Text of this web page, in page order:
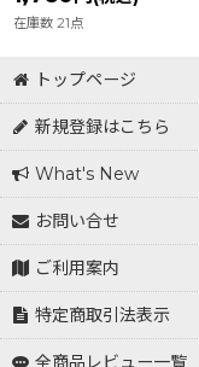
在庫数 21点
トップページ
新規登録はこちら
What's New
お問い合せ
ご利用案内
特定商取引法表示
全商品レビュー一覧